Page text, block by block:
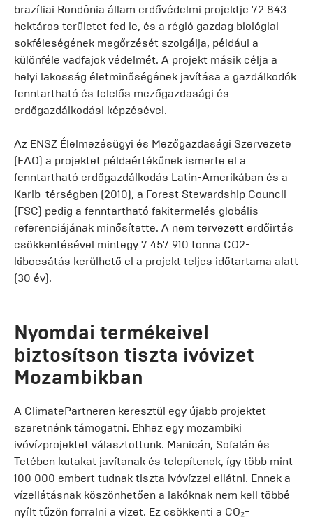
brazíliai Rondônia állam erdővédelmi projektje 72 843
hektáros területet fed le, és a régió gazdag biológiai
sokféleségének megőrzését szolgálja, például a
különféle vadfajok védelmét. A projekt másik célja a
helyi lakosság életminőségének javítása a gazdálkodók
fenntartható és felelős mezőgazdasági és
erdőgazdálkodási képzésével.
Az ENSZ Élelmezésügyi és Mezőgazdasági Szervezete
(FAO) a projektet példaértékűnek ismerte el a
fenntartható erdőgazdálkodás Latin-Amerikában és a
Karib-térségben (2010), a Forest Stewardship Council
(FSC) pedig a fenntartható fakitermelés globális
referenciájának minősítette. A nem tervezett erdőirtás
csökkentésével mintegy 7 457 910 tonna CO2-
kibocsátás kerülhető el a projekt teljes időtartama alatt
(30 év).
Nyomdai termékeivel
biztosítson tiszta ivóvizet
Mozambikban
A ClimatePartneren keresztül egy újabb projektet
szeretnénk támogatni. Ehhez egy mozambiki
ivóvízprojektet választottunk. Manicán, Sofalán és
Tetében kutakat javítanak és telepítenek, így több mint
100 000 embert tudnak tiszta ivóvízzel ellátni. Ennek a
vízellátásnak köszönhetően a lakóknak nem kell többé
nyílt tűzön forralni a vizet. Ez csökkenti a CO₂-